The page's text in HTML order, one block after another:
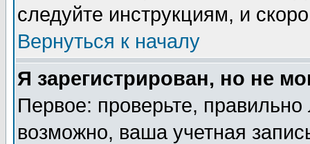
следуйте инструкциям, и
Вернуться к началу
Я зарегистрирован, но не
Первое: проверьте,
возможно, ваша учетная